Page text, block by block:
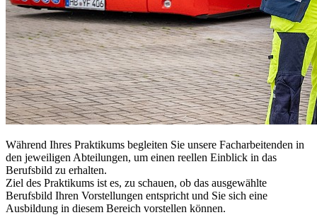
Während Ihres Praktikums begleiten Sie unsere Facharbeitenden in
den jeweiligen Abteilungen, um einen reellen Einblick in das
Berufsbild zu erhalten.
Ziel des Praktikums ist es, zu schauen, ob das ausgewählte
Berufsbild Ihren Vorstellungen entspricht und Sie sich eine
Ausbildung in diesem Bereich vorstellen können.